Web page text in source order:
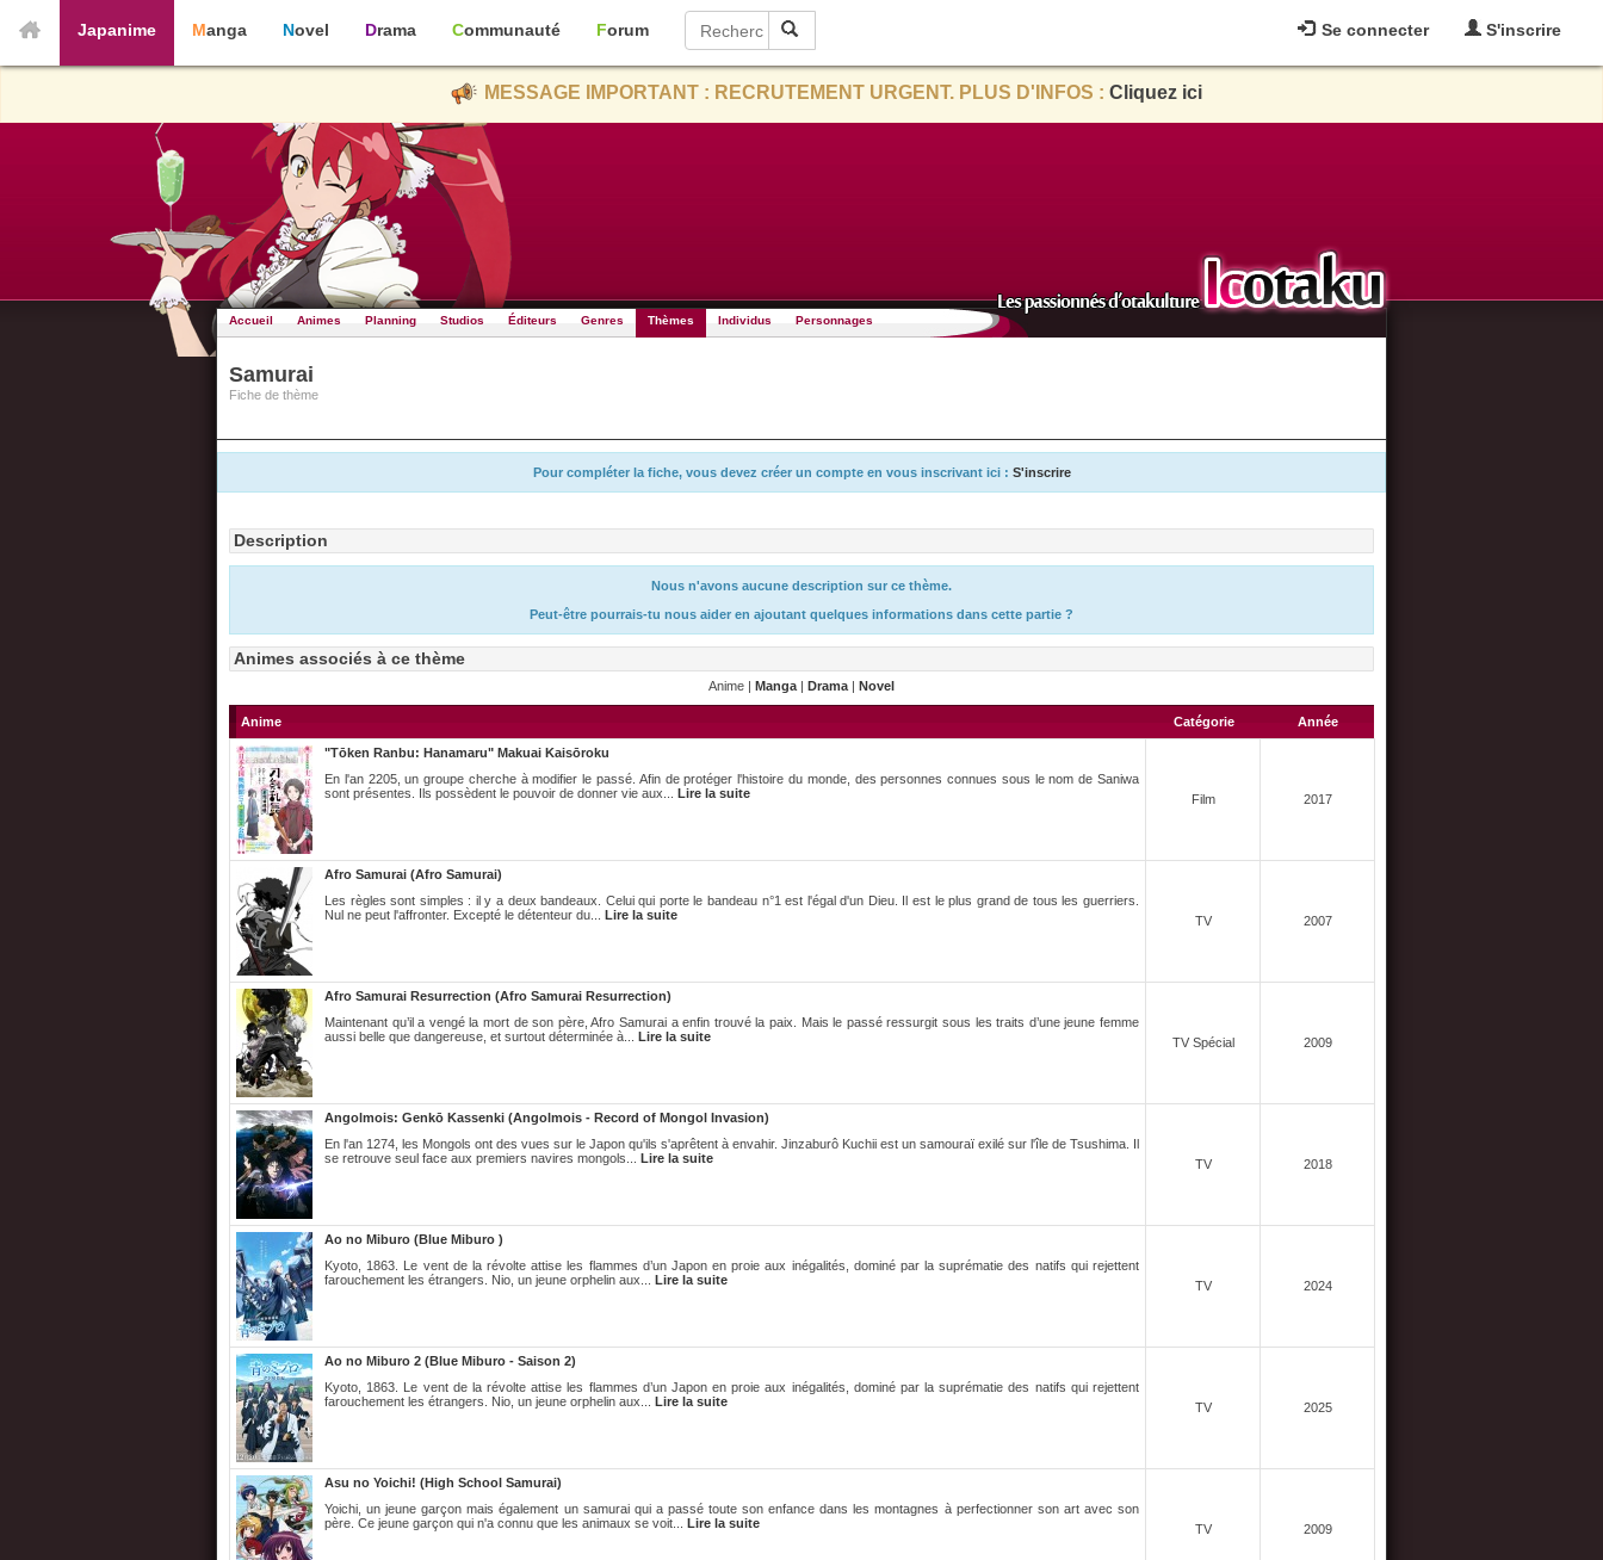
Se connecter S'inscrire
Japanime Manga Novel Drama Communauté Forum
MESSAGE IMPORTANT : RECRUTEMENT URGENT. PLUS D'INFOS : Cliquez ici
Accueil Animes Planning Studios Éditeurs Genres Thèmes Individus Personnages
Samurai
Fiche de thème
Pour compléter la fiche, vous devez créer un compte en vous inscrivant ici : S'inscrire
Description
Nous n'avons aucune description sur ce thème.
Peut-être pourrais-tu nous aider en ajoutant quelques informations dans cette partie ?
Animes associés à ce thème
Anime | Manga | Drama | Novel
Anime Catégorie Année
"Tōken Ranbu: Hanamaru" Makuai Kaisōroku
En l'an 2205, un groupe cherche à modifier le passé. Afin de protéger l'histoire du monde, des personnes connues sous le nom de Saniwa
sont présentes. Ils possèdent le pouvoir de donner vie aux... Lire la suite Film 2017
Afro Samurai (Afro Samurai)
Les règles sont simples : il y a deux bandeaux. Celui qui porte le bandeau n°1 est l'égal d'un Dieu. Il est le plus grand de tous les guerriers.
Nul ne peut l'affronter. Excepté le détenteur du... Lire la suite TV 2007
Afro Samurai Resurrection (Afro Samurai Resurrection)
Maintenant qu’il a vengé la mort de son père, Afro Samurai a enfin trouvé la paix. Mais le passé ressurgit sous les traits d’une jeune femme
aussi belle que dangereuse, et surtout déterminée à... Lire la suite TV Spécial 2009
Angolmois: Genkō Kassenki (Angolmois - Record of Mongol Invasion)
En l'an 1274, les Mongols ont des vues sur le Japon qu'ils s'aprêtent à envahir. Jinzaburô Kuchii est un samouraï exilé sur l'île de Tsushima. Il
se retrouve seul face aux premiers navires mongols... Lire la suite TV 2018
Ao no Miburo (Blue Miburo )
Kyoto, 1863. Le vent de la révolte attise les flammes d’un Japon en proie aux inégalités, dominé par la suprématie des natifs qui rejettent
farouchement les étrangers. Nio, un jeune orphelin aux... Lire la suite TV 2024
Ao no Miburo 2 (Blue Miburo - Saison 2)
Kyoto, 1863. Le vent de la révolte attise les flammes d’un Japon en proie aux inégalités, dominé par la suprématie des natifs qui rejettent
farouchement les étrangers. Nio, un jeune orphelin aux... Lire la suite TV 2025
Asu no Yoichi! (High School Samurai)
Yoichi, un jeune garçon mais également un samurai qui a passé toute son enfance dans les montagnes à perfectionner son art avec son
père. Ce jeune garçon qui n'a connu que les animaux se voit... Lire la suite TV 2009